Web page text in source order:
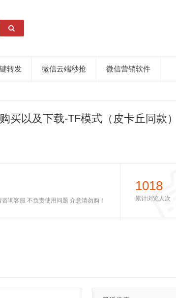
转发 微信云端秒抢 微信营销软件
买以及下载-TF模式（皮卡丘同款）
询客服 不负责使用问题 介意请勿购！
1018
累计浏览人次